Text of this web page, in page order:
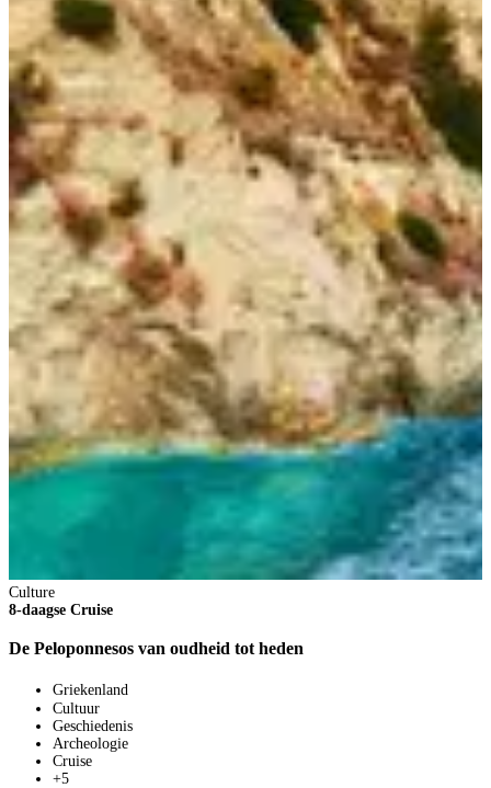
Culture
8-daagse Cruise
De Peloponnesos van oudheid tot heden
Griekenland
Cultuur
Geschiedenis
Archeologie
Cruise
+5